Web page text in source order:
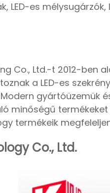
LED-es
Co., Ltd.-t 2012-ben
a LED-es
gyártóüzemük
minőségű
termékeik
Co., Ltd.